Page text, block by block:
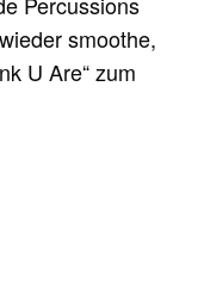
smoothe,
U Are“ zum